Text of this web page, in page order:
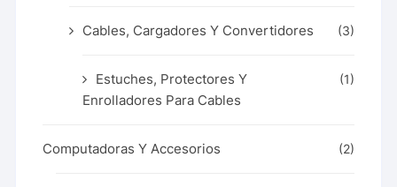
Cables, Cargadores Y Convertidores (3)
Estuches, Protectores Y
Enrolladores Para Cables
(1)
Computadoras Y Accesorios (2)